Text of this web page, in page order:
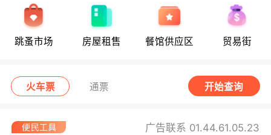
跳蚤市场 房屋租售 餐馆供应区 贸易街
火车票 通票 开始查询
广告联系 01.44.61.05.23